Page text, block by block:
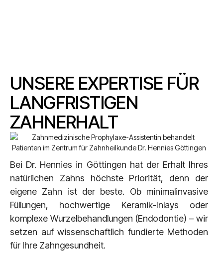
UNSERE EXPERTISE FÜR
LANGFRISTIGEN
ZAHNERHALT
Bei Dr. Hennies in Göttingen hat der Erhalt Ihres
natürlichen Zahns höchste Priorität, denn der
eigene Zahn ist der beste. Ob minimalinvasive
Füllungen, hochwertige Keramik-Inlays oder
komplexe Wurzelbehandlungen (Endodontie) – wir
setzen auf wissenschaftlich fundierte Methoden
für Ihre Zahngesundheit.